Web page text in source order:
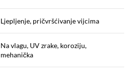
Ljepljenje, pričvršćivanje vijcima
Na vlagu, UV zrake, koroziju,
mehanička